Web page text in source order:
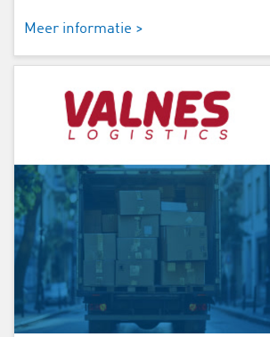
Meer informatie >